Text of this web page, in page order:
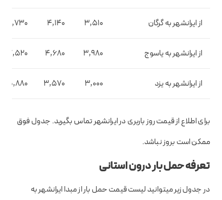
از ایرانشهر به گرگان 3,510
4,140
6,730
از ایرانشهر به یاسوج 3,980
4,680
7,520
از ایرانشهر به یزد 3,000
3,570
5,880
برای اطلاع از قیمت روز باربری در ایرانشهر تماس بگیرید. جدول فوق
ممکن است بروز نباشد.
تعرفه حمل بار درون استانی
در جدول زیر میتوانید لیست قیمت حمل بار از مبدا ایرانشهر به